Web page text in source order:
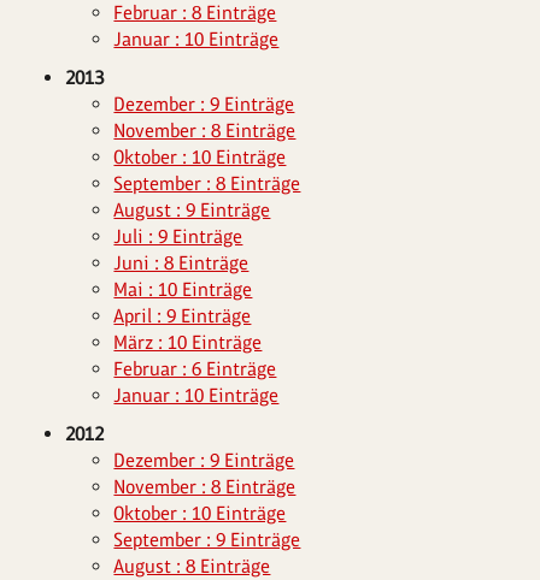
Februar : 8 Einträge
Januar : 10 Einträge
2013
Dezember : 9 Einträge
November : 8 Einträge
Oktober : 10 Einträge
September : 8 Einträge
August : 9 Einträge
Juli : 9 Einträge
Juni : 8 Einträge
Mai : 10 Einträge
April : 9 Einträge
März : 10 Einträge
Februar : 6 Einträge
Januar : 10 Einträge
2012
Dezember : 9 Einträge
November : 8 Einträge
Oktober : 10 Einträge
September : 9 Einträge
August : 8 Einträge